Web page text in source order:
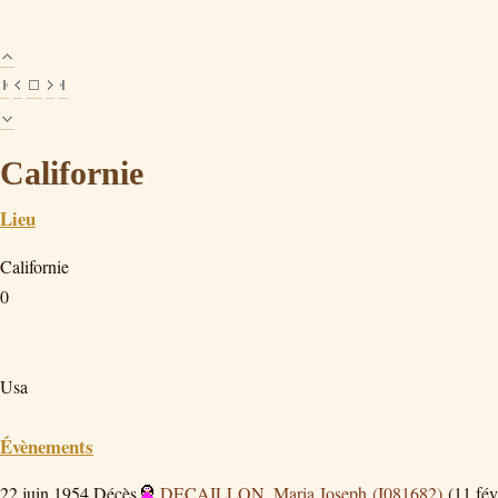
Californie
Lieu
Californie
0
Usa
Évènements
22 juin 1954Décès DECAILLON, Maria Joseph (I081682) (11